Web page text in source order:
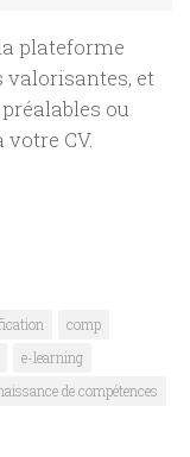
plateforme
valorisantes, et
ou
CV.
comp
e-learning
de compétences